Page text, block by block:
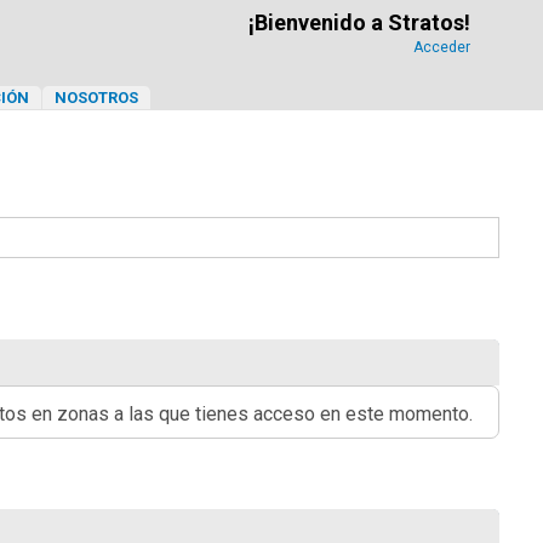
¡Bienvenido a Stratos!
Acceder
NOSOTROS
en zonas a las que tienes acceso en este momento.